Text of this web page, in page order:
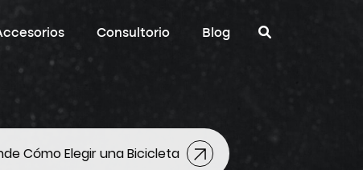
Consultorio Blog
Cómo Elegir una Bicicleta